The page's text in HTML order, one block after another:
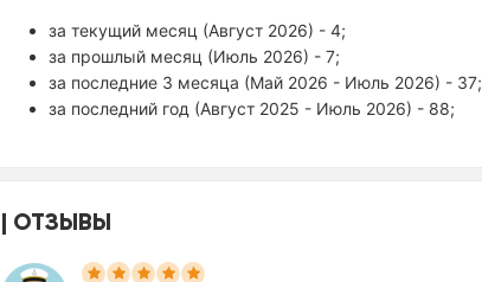
за текущий месяц (Август 2026) - 4;
за прошлый месяц (Июль 2026) - 7;
за последние 3 месяца (Май 2026 - Июль 2026) - 37;
за последний год (Август 2025 - Июль 2026) - 88;
ОТЗЫВЫ